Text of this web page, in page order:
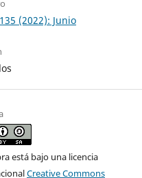
(2022): Junio
está bajo una licencia
Creative Commons